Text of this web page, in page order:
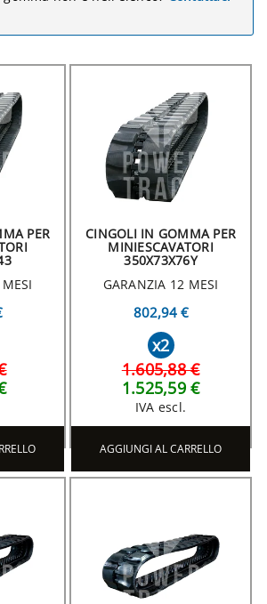
PER CINGOLI IN GOMMA PER
MINIESCAVATORI
350X73X76Y
GARANZIA 12 MESI
802,94 €
x2
1.605,88 €
1.525,59 €
IVA escl.
AGGIUNGI AL CARRELLO